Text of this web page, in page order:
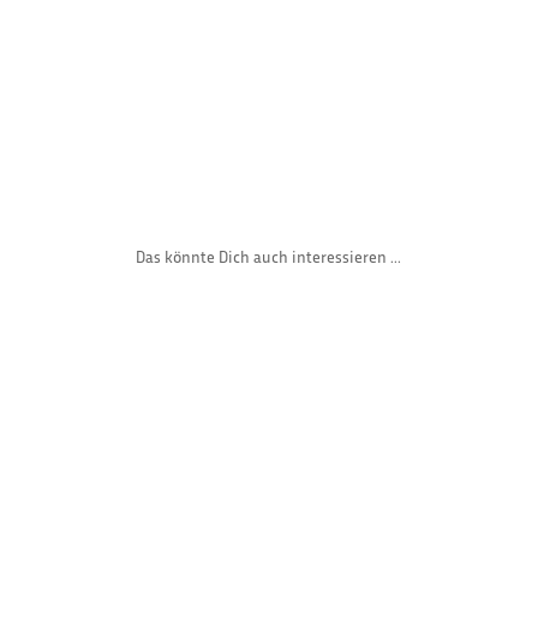
Das könnte Dich auch interessieren ...